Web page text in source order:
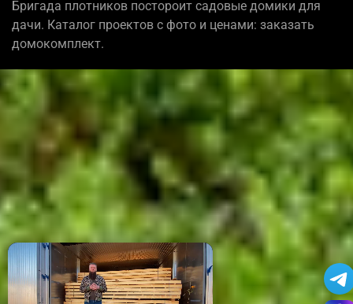
Бригада плотников постороит садовые домики для
дачи. Каталог проектов с фото и ценами: заказать
домокомплект.